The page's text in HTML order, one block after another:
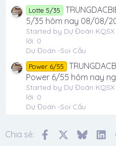
Lotte 5/35
5/35 hôm nay 08/08/
Started by Dự Đoán KQSX
lời: 0
Dự Đoán -Soi Cầu
Power 6/55
Power 6/55 hôm nay
Started by Dự Đoán KQSX
lời: 0
Dự Đoán -Soi Cầu
Chia sẻ: FacebookBluesky